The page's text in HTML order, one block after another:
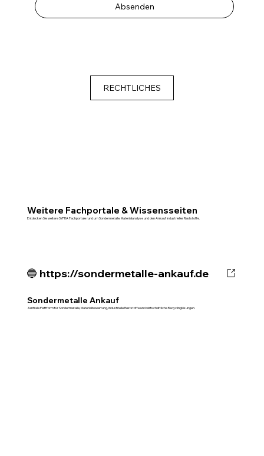
Absenden
RECHTLICHES
Weitere Fachportale & Wissensseiten
Entdecken Sie weitere SYPRA Fachportale rund um Sondermetalle, Materialanalyse und den Ankauf industrieller Reststoffe.
🔵 https://sondermetalle-ankauf.de
Sondermetalle Ankauf
Zentrale Plattform für Sondermetalle, Materialbewertung, industrielle Reststoffe und wirtschaftliche Recyclinglösungen.